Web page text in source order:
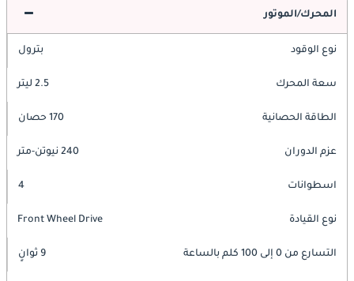
المحرك/الموتور
نوع الوقود بترول
سعة المحرك 2.5 ليتر
الطاقة الحصانية 170 حصان
عزم الدوران 240 نيوتن-متر
اسطوانات 4
نوع القيادة Front Wheel Drive
التسارع من 0 إلى 100 كلم بالساعة 9 ثوانٍ